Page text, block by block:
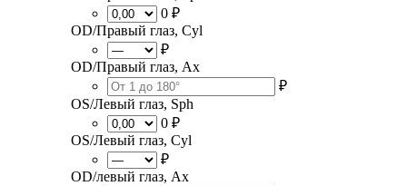
0 ₽
OD/Правый глаз, Cyl
₽
OD/Правый глаз, Ax
₽
OS/Левый глаз, Sph
0 ₽
OS/Левый глаз, Cyl
₽
OD/левый глаз, Ax